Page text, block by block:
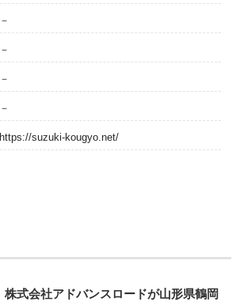
－
－
－
－
https://suzuki-kougyo.net/
株式会社アドバンスロードが山形県鶴岡